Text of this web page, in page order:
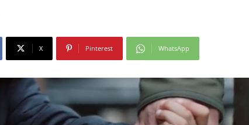
X Pinterest WhatsApp